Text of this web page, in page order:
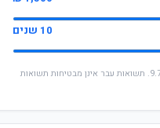
10 שנים
* החישוב מבוסס על תשואה שנתית ממוצעת של 9.79%. תשואות עבר אינן מבטיחות תשואות